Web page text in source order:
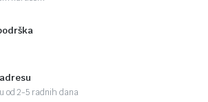
od 2-5 radnih dana